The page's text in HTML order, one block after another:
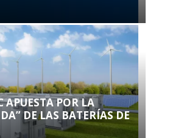
APUESTA POR LA
DE LAS BATERÍAS DE